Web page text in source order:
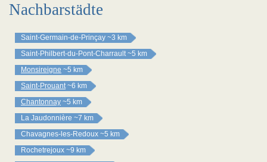
Nachbarstädte
Saint-Germain-de-Prinçay ~3 km
Saint-Philbert-du-Pont-Charrault ~5 km
Monsireigne ~5 km
Saint-Prouant ~6 km
Chantonnay ~5 km
La Jaudonnière ~7 km
Chavagnes-les-Redoux ~5 km
Rochetrejoux ~9 km